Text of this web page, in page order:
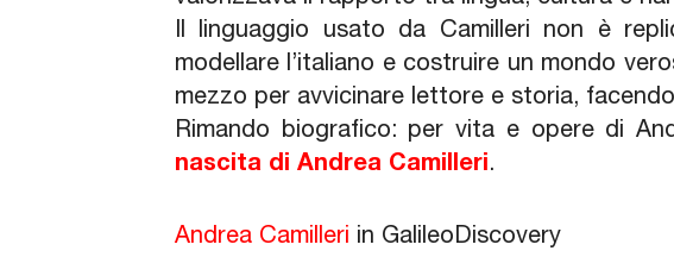
Il linguaggio usato da Camilleri non è
modellare l’italiano e costruire un mondo
mezzo per avvicinare lettore e storia,
Rimando biografico: per vita e opere di
nascita di Andrea Camilleri.
Andrea Camilleri in GalileoDiscovery